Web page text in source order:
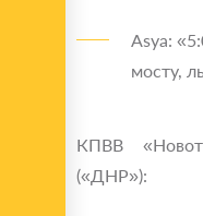
Asya:
мосту,
КПВВ
(«ДНР»):